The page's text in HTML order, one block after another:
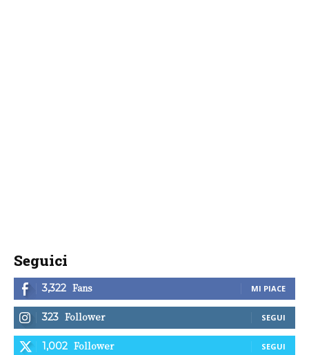
Seguici
3,322 Fans MI PIACE
323 Follower SEGUI
1,002 Follower SEGUI